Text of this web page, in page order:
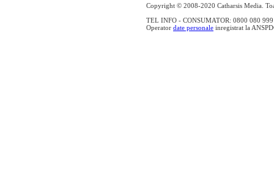
Copyright © 2008-2020 Catharsis Media.
TEL INFO - CONSUMATOR: 0800 080
Operator date personale inregistrat la